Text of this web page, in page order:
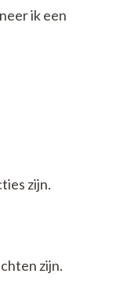
ik een
zijn.
zijn.